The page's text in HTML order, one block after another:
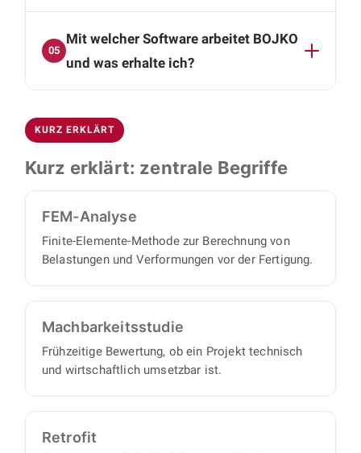
Projekt: Lieferantensteuerung, Beschaffung,
Logistik und Dokumentation aus einer Hand.
05
Mit welcher Software arbeitet BOJKO
und was erhalte ich?
Inventor. Als Ergebnis erhalten Sie vollständige
3D-CAD-Daten, Baugruppen- und
Montagezeichnungen, Einzelteilzeichnungen
und strukturierte Stücklisten für Beschaffung
KURZ ERKLÄRT
Kurz erklärt: zentrale Begriffe
FEM-Analyse
Finite-Elemente-Methode zur Berechnung von
Belastungen und Verformungen vor der Fertigung.
Machbarkeits­studie
Frühzeitige Bewertung, ob ein Projekt technisch
und wirtschaftlich umsetzbar ist.
Retrofit